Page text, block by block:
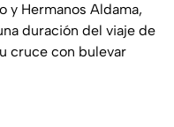
y Hermanos Aldama,
duración del viaje de
cruce con bulevar